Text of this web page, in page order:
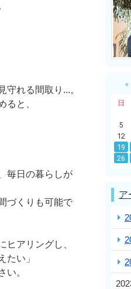
れる間取り...。
ると、
毎日の暮らしが
づくりも可能で
ヒアリングし、
たい」
い。
«
日
5
12
19
26
ア